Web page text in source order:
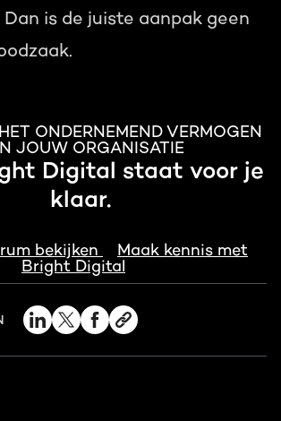
is de juiste aanpak geen
ONDERNEMEND VERMOGEN
JOUW ORGANISATIE
Digital staat voor je
klaar.
bekijken
Maak kennis met
Bright Digital